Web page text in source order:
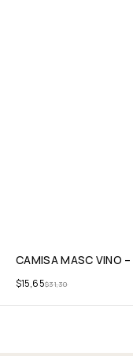
CAMISA MASC VINO –
$31,30
$15,65